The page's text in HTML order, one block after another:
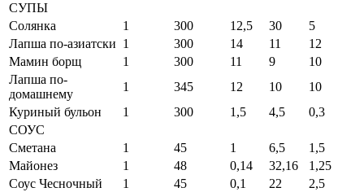
СУПЫ
Солянка
1 300 12,5 30
5
Лапша по-азиатски 1 300 14 11
12
Мамин борщ
1 300 11 9
10
Лапша по-
домашнему
1 345 12 10
10
Куриный бульон
1 300 1,5 4,5
0,3
СОУС
Сметана
1 45 1 6,5
1,5
Майонез
1 48 0,14 32,16
1,25
Соус Чесночный
1 45 0,1 22
2,5